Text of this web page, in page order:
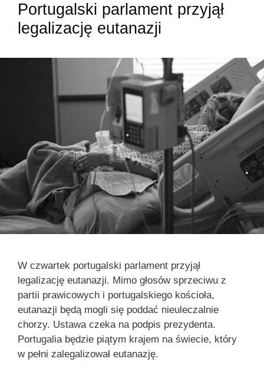
Portugalski parlament przyjął
legalizację eutanazji
W czwartek portugalski parlament przyjął
legalizację eutanazji. Mimo głosów sprzeciwu z
partii prawicowych i portugalskiego kościoła,
eutanazji będą mogli się poddać nieuleczalnie
chorzy. Ustawa czeka na podpis prezydenta.
Portugalia będzie piątym krajem na świecie, który
w pełni zalegalizował eutanazję.